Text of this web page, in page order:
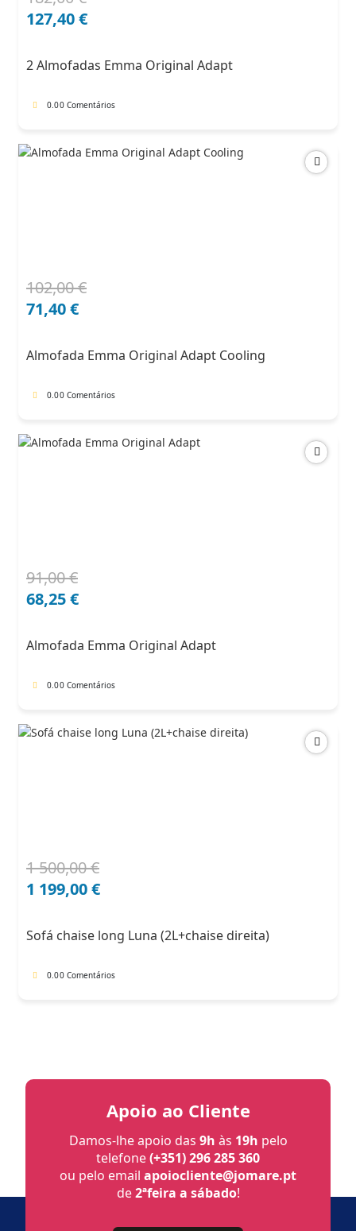
preço
182,00 €.
127,40€
preço
127,40 €.
2 Almofadas Emma Original Adapt
0.00 Comentários
102,00€
O
preço
102,00 €.
71,40€
O
preço
71,40 €.
Almofada Emma Original Adapt Cooling
0.00 Comentários
91,00€
O
preço
91,00 €.
68,25€
O
preço
68,25 €.
Almofada Emma Original Adapt
0.00 Comentários
1 500,00€
O
preço
1
1 199,00€
O
preço
1
Sofá chaise long Luna (2L+chaise direita)
0.00 Comentários
Apoio ao Cliente
Damos-lhe apoio das 9h às 19h pelo
telefone(+351) 296 285 360
ou pelo email apoiocliente@jomare.pt
de2ªfeira a sábado!